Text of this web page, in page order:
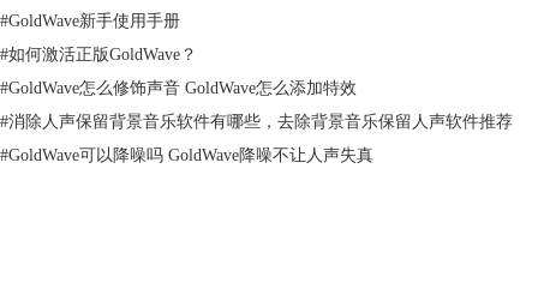
间差，而后是回声的音量。操作比较简单，在此我就不做细致讲解了。同
错。
#GoldWave新手使用手册
#如何激活正版GoldWave？
#GoldWave怎么修饰声音 GoldWave怎么添加特效
#消除人声保留背景音乐软件有哪些，去除背景音乐保留人声软件推荐
#GoldWave可以降噪吗 GoldWave降噪不让人声失真